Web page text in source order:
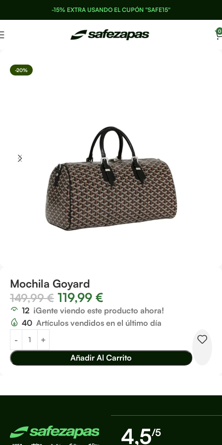
-15% EXTRA USANDO EL CUPÓN "SAFE15"
0
-20%
Mochila Goyard
149,99€ 119,99 €
12 ¡Gente viendo este producto ahora!
40 Artículos vendidos en el último día
Añadir Al Carrito
4,5/5